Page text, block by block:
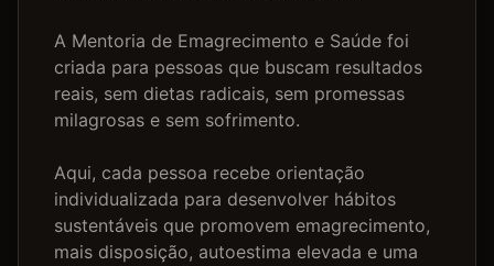
A Mentoria de Emagrecimento e Saúde foi
criada para pessoas que buscam resultados
reais, sem dietas radicais, sem promessas
milagrosas e sem sofrimento.
Aqui, cada pessoa recebe orientação
individualizada para desenvolver hábitos
sustentáveis que promovem emagrecimento,
mais disposição, autoestima elevada e uma